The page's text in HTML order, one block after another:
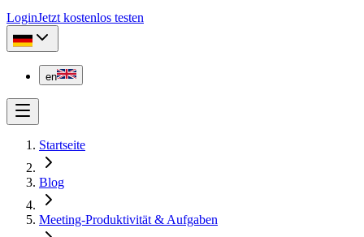
LoginJetzt kostenlos testen
en
Startseite
Blog
Meeting-Produktivität & Aufgaben